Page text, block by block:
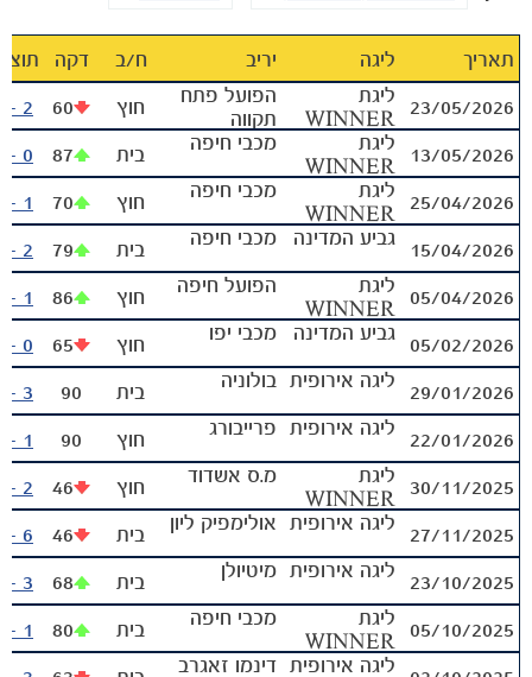
משחקים
ותוצאות
אודות
גלריה
תאריך ליגה יריב ח‪/‬ב דקה
23/05/2026
ליגת
WINNER
הפועל פתח
תקווה
חוץ 60
2 - 2
13/05/2026
ליגת
WINNER
מכבי חיפה בית 87
0 - 3
25/04/2026
ליגת
WINNER
מכבי חיפה חוץ 70
1 - 3
15/04/2026
גביע המדינה מכבי חיפה בית 79
2 - 3
05/04/2026
ליגת
WINNER
הפועל חיפה חוץ 86
1 - 4
05/02/2026
גביע המדינה מכבי יפו חוץ 65
0 - 5
29/01/2026
ליגה אירופית בולוניה בית 90
3 - 0
22/01/2026
ליגה אירופית פרייבורג חוץ 90
1 - 0
30/11/2025
ליגת
WINNER
מ.ס אשדוד חוץ 46
2 - 2
27/11/2025
ליגה אירופית אולימפיק ליון בית 46
6 - 0
23/10/2025
ליגה אירופית מיטיולן בית 68
3 - 0
05/10/2025
ליגת
WINNER
מכבי חיפה בית 80
1 - 1
ליגה אירופית דינמו זאגרב